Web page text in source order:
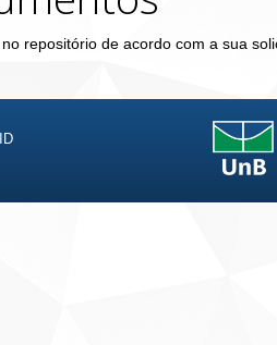
repositório de acordo com a sua